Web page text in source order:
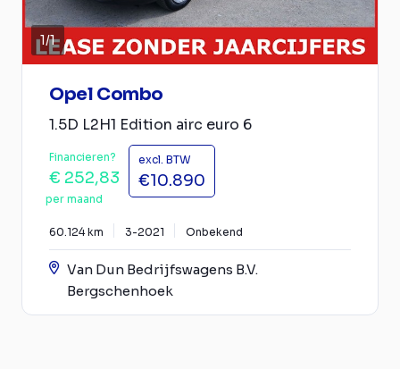
1/1
Opel Combo
1.5D L2H1 Edition airc euro 6
Financieren?
€ 252,83
per maand
excl. BTW
€10.890
60.124 km 3-2021 Onbekend
Van Dun Bedrijfswagens B.V.
Bergschenhoek